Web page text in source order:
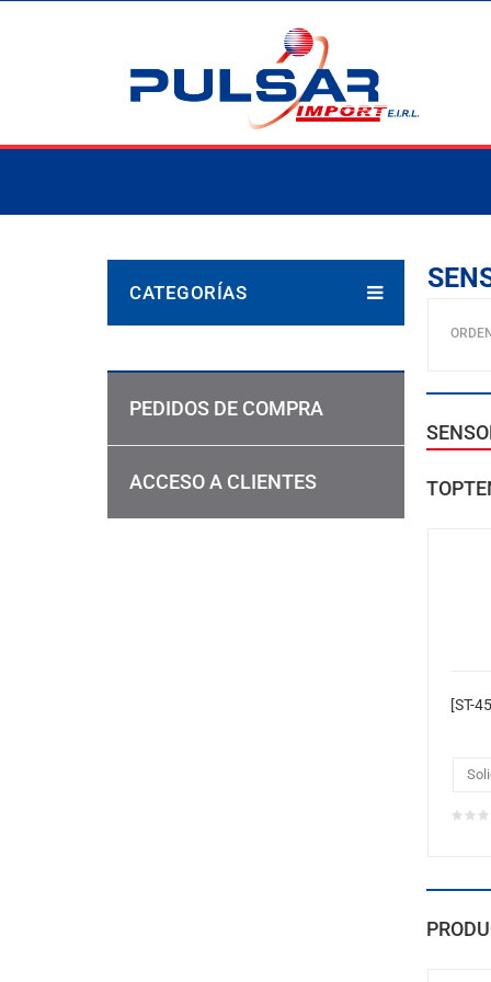
CATEGORÍAS
PEDIDOS DE COMPRA
ACCESO A CLIENTES